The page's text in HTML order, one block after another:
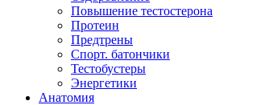
Повышение тестостерона
Протеин
Предтрены
Спорт. батончики
Тестобустеры
Энергетики
Анатомия